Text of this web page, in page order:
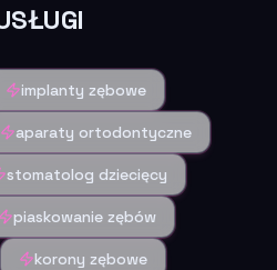
implanty zębowe
aparaty ortodontyczne
stomatolog dziecięcy
piaskowanie zębów
korony zębowe